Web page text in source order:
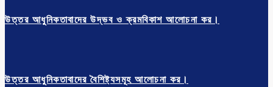
উত্তর আধুনিকতাবাদের উদ্ভব ও ক্রমবিকাশ আলোচনা কর।
উত্তর আধুনিকতাবাদের বৈশিষ্ট্যসমূহ আলোচনা কর।